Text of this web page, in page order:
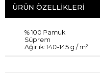
ÜRÜN ÖZELLIKLERI
% 100 Pamuk
Süprem
Ağırlık: 140-145 g / m²